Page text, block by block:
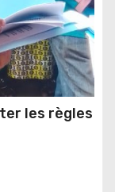
les règles